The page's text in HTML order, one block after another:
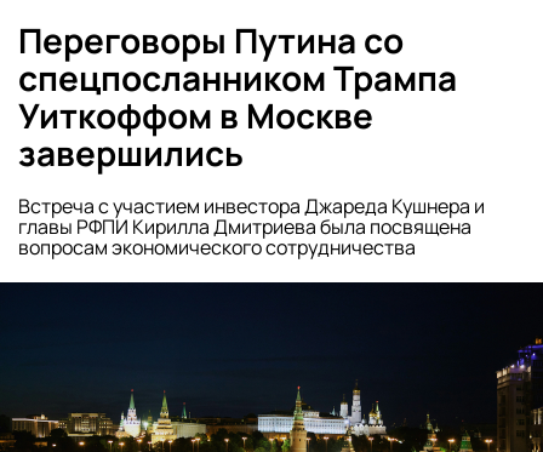
Переговоры Путина со
спецпосланником Трампа
Уиткоффом в Москве
завершились
Встреча с участием инвестора Джареда Кушнера и
главы РФПИ Кирилла Дмитриева была посвящена
вопросам экономического сотрудничества